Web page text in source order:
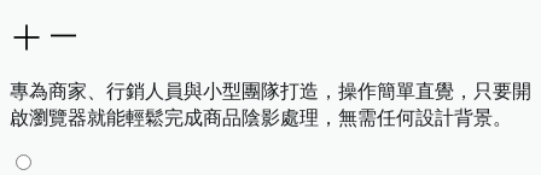
專為商家、行銷人員與小型團隊打造，操作簡單直覺，只要開
啟瀏覽器就能輕鬆完成商品陰影處理，無需任何設計背景。